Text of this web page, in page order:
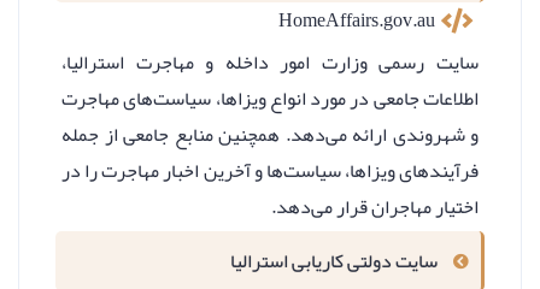
HomeAffairs.gov.au
سایت رسمی وزارت امور داخله و مهاجرت استرالیا،
اطلاعات جامعی در مورد انواع ویزاها، سیاست‌های مهاجرت
و شهروندی ارائه می‌دهد. همچنین منابع جامعی از جمله
فرآیندهای ویزاها، سیاست‌ها و آخرین اخبار مهاجرت را در
اختیار مهاجران قرار می‌دهد.
سایت دولتی کاریابی استرالیا